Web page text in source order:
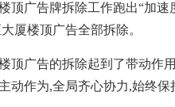
顶广告牌拆除工作跑出“加
厦楼顶广告全部拆除。
广告的拆除起到了带动作
动作为,全局齐心协力,始终